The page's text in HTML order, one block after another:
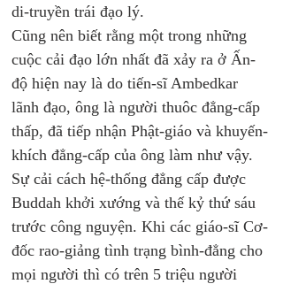
di-truyền trái đạo lý.
Cũng nên biết rằng một trong những
cuộc cải đạo lớn nhất đã xảy ra ở Ấn-
độ hiện nay là do tiến-sĩ Ambedkar
lãnh đạo, ông là người thuôc đẳng-cấp
thấp, đã tiếp nhận Phật-giáo và khuyến-
khích đẳng-cấp của ông làm như vậy.
Sự cải cách hệ-thống đẳng cấp được
Buddah khởi xướng và thế kỷ thứ sáu
trước công nguyện. Khi các giáo-sĩ Cơ-
đốc rao-giảng tình trạng bình-đẳng cho
mọi người thì có trên 5 triệu người